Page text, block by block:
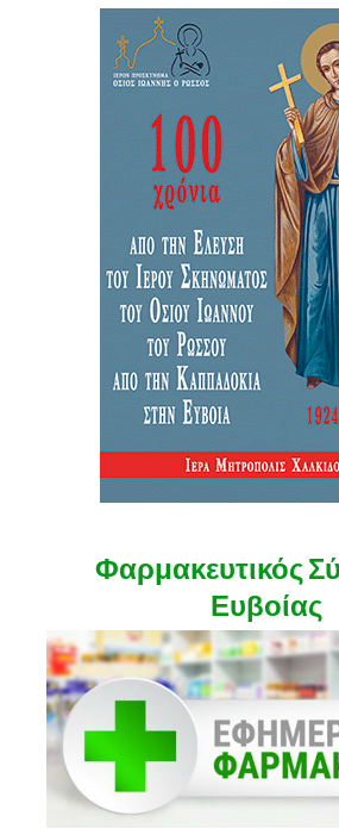
Φαρμακευτικός
Ευβοίας